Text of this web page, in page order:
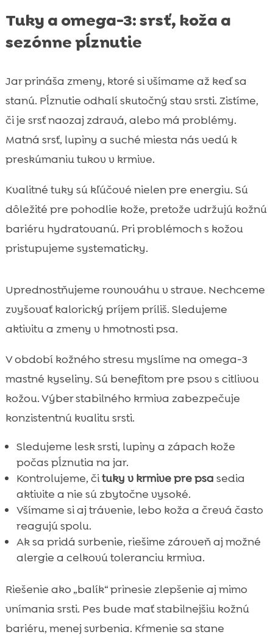
Tuky a omega-3: srsť, koža a
sezónne pĺznutie
Jar prináša zmeny, ktoré si všímame až keď sa
stanú. Pĺznutie odhalí skutočný stav srsti. Zistíme,
či je srsť naozaj zdravá, alebo má problémy.
Matná srsť, lupiny a suché miesta nás vedú k
preskúmaniu tukov v krmive.
Kvalitné tuky sú kľúčové nielen pre energiu. Sú
dôležité pre pohodlie kože, pretože udržujú kožnú
bariéru hydratovanú. Pri problémoch s kožou
pristupujeme systematicky.
Uprednostňujeme rovnováhu v strave. Nechceme
zvyšovať kalorický príjem príliš. Sledujeme
aktivitu a zmeny v hmotnosti psa.
V období kožného stresu myslíme na omega-3
mastné kyseliny. Sú benefitom pre psov s citlivou
kožou. Výber stabilného krmiva zabezpečuje
konzistentnú kvalitu srsti.
Sledujeme lesk srsti, lupiny a zápach kože
počas pĺznutia na jar.
Kontrolujeme, čituky v krmive pre psa sedia
aktivite a nie sú zbytočne vysoké.
Všímame si aj trávenie, lebo koža a črevá často
reagujú spolu.
Ak sa pridá svrbenie, riešime zároveň aj možné
alergie a celkovú toleranciu krmiva.
Riešenie ako „balík“ prinesie zlepšenie aj mimo
vnímania srsti. Pes bude mať stabilnejšiu kožnú
bariéru, menej svrbenia. Kŕmenie sa stane